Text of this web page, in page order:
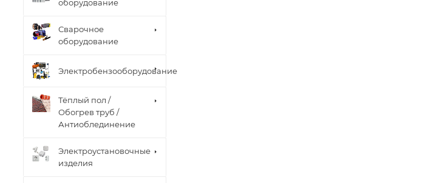
оборудование
Сварочное
оборудование
Электробензооборудование
Тёплый пол /
Обогрев труб /
Антиоблединение
Электроустановочные
изделия